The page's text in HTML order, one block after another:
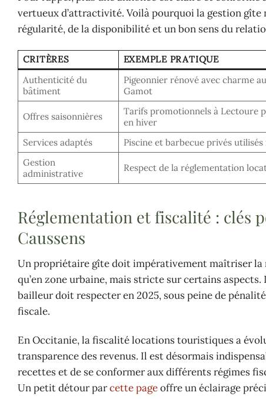
vertueux d’attractivité. Voilà pourquoi la gestion gîte
régularité, de la disponibilité et un bon sens du
CRITÈRES EXEMPLE PRATIQUE
Authenticité du
bâtiment
Pigeonnier rénové avec charme
Gamot
Offres saisonnières
Tarifs promotionnels à Lectoure
en hiver
Services adaptés Piscine et barbecue privés
Gestion
administrative
Respect de la réglementation
Réglementation et fiscalité : clés
Caussens
Un propriétaire gîte doit impérativement maîtriser la
qu’en zone urbaine, mais stricte sur certains
bailleur doit respecter en 2025, sous peine de
fiscale.
En Occitanie, la fiscalité locations touristiques a
transparence des revenus. Il est désormais
recettes et de se conformer aux différents régimes
Un petit détour parcette pageoffre un éclairage